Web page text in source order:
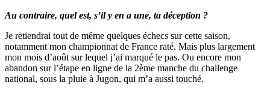
Au contraire, quel est, s’il y en a une, ta déception ?
Je retiendrai tout de même quelques échecs sur cette saison,
notamment mon championnat de France raté. Mais plus largement
mon mois d’août sur lequel j’ai marqué le pas. Ou encore mon
abandon sur l’étape en ligne de la 2ème manche du challenge
national, sous la pluie à Jugon, qui m’a aussi touché.